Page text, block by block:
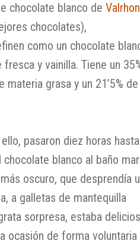
chocolate blanco de
chocolates),
como un chocolate
y vainilla. Tiene un
materia grasa y un 21’5% de
pasaron diez horas hasta
blanco al baño
oscuro, que desprendía
a galletas de mantequilla
sorpresa, estaba
ocasión de forma voluntaria